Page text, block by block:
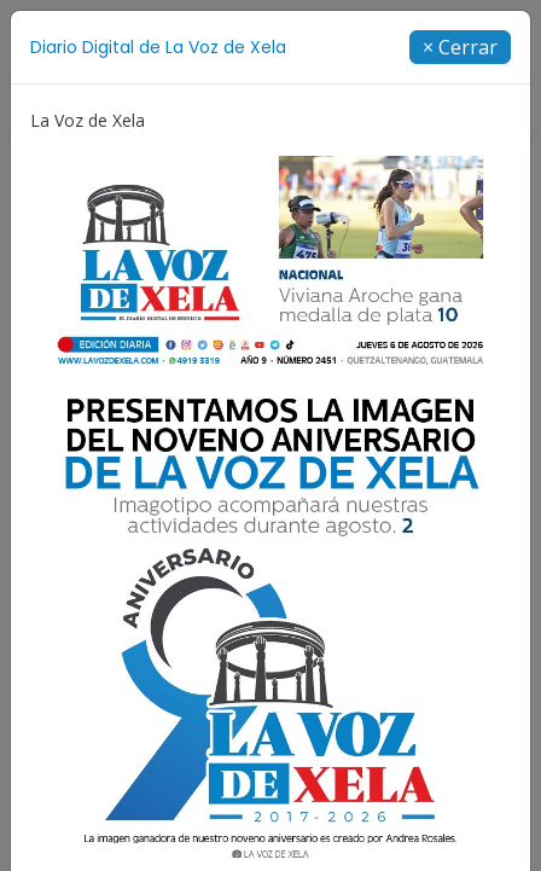
Diario Digital de La Voz de Xela × Cerrar
La Voz de Xela
Capturan en Xela a
pandillero salvadoreño
con historial por asesinato
Tiene antecedentes por extorsión, asesinato,
robo agravado, tráfico de drogas, motín en
centros penitenciarios y portación ilegal de
armas, entre otros.
La Voz de Xela 3 Julio 2025 12:22